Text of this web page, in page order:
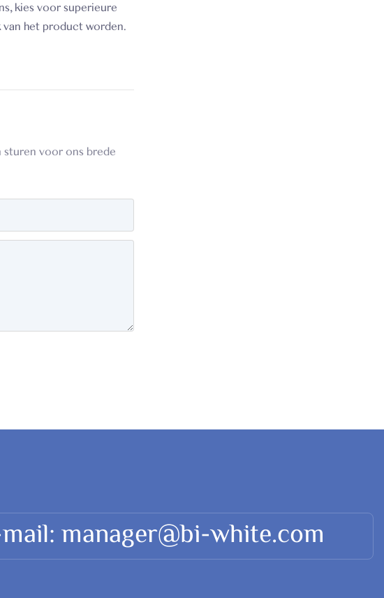
kies voor superieure
het product worden.
voor ons brede
manager@bi-white.com